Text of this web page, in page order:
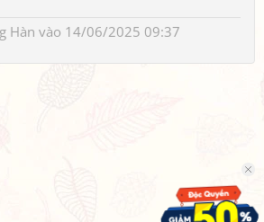
Hàn vào 14/06/2025 09:37